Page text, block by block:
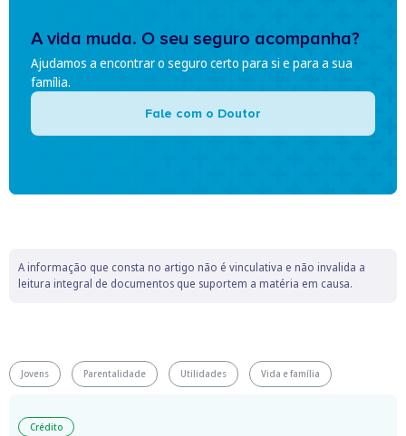
A vida muda. O seu seguro acompanha?
Ajudamos a encontrar o seguro certo para si e para a sua
família.
Fale com o Doutor
A informação que consta no artigo não é vinculativa e não invalida a
leitura integral de documentos que suportem a matéria em causa.
Jovens Parentalidade Utilidades Vida e família
Crédito